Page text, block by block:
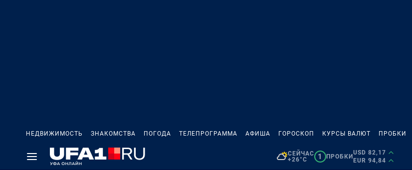
НЕДВИЖИМОСТЬ ЗНАКОМСТВА ПОГОДА ТЕЛЕПРОГРАММА АФИША ГОРОСКОП КУРСЫ ВАЛЮТ ПРОБКИ
СЕЙЧАС
+26°C
1 ПРОБКИ
USD 82,17
EUR 94,84